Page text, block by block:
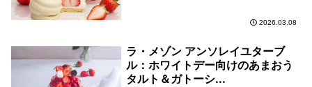
2026.03.08
ラ・メゾン アンソレイユターブ
ル：ホワイトデー向けのあまおう
タルト＆ガトーシ...